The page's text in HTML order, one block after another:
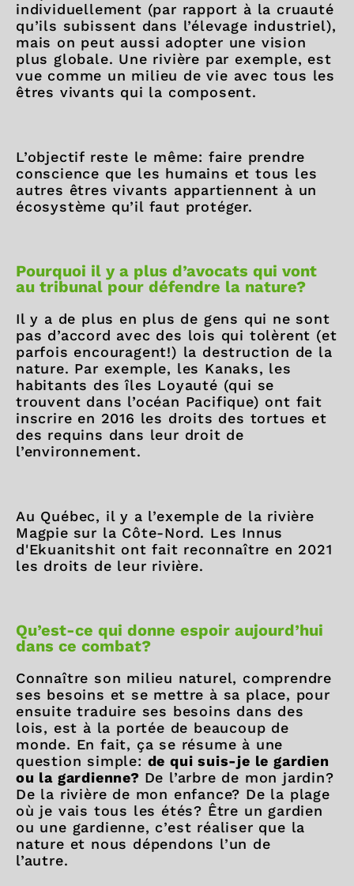
individuellement (par rapport à la cruauté
qu’ils subissent dans l’élevage industriel),
mais on peut aussi adopter une vision
plus globale. Une rivière par exemple, est
vue comme un milieu de vie avec tous les
êtres vivants qui la composent.
L’objectif reste le même: faire prendre
conscience que les humains et tous les
autres êtres vivants appartiennent à un
écosystème qu’il faut protéger.
Pourquoi il y a plus d’avocats qui vont
au tribunal pour défendre la nature?
Il y a de plus en plus de gens qui ne sont
pas d’accord avec des lois qui tolèrent (et
parfois encouragent!) la destruction de la
nature. Par exemple, les Kanaks, les
habitants des îles Loyauté (qui se
trouvent dans l’océan Pacifique) ont fait
inscrire en 2016 les droits des tortues et
des requins dans leur droit de
l’environnement.
Au Québec, il y a l’exemple de la rivière
Magpie sur la Côte-Nord. Les Innus
d'Ekuanitshit ont fait reconnaître en 2021
les droits de leur rivière.
Qu’est-ce qui donne espoir aujourd’hui
dans ce combat?
Connaître son milieu naturel, comprendre
ses besoins et se mettre à sa place, pour
ensuite traduire ses besoins dans des
lois, est à la portée de beaucoup de
monde. En fait, ça se résume à une
question simple: de qui suis-je le gardien
ou la gardienne? De l’arbre de mon jardin?
De la rivière de mon enfance? De la plage
où je vais tous les étés? Être un gardien
ou une gardienne, c’est réaliser que la
nature et nous dépendons l’un de
l’autre.